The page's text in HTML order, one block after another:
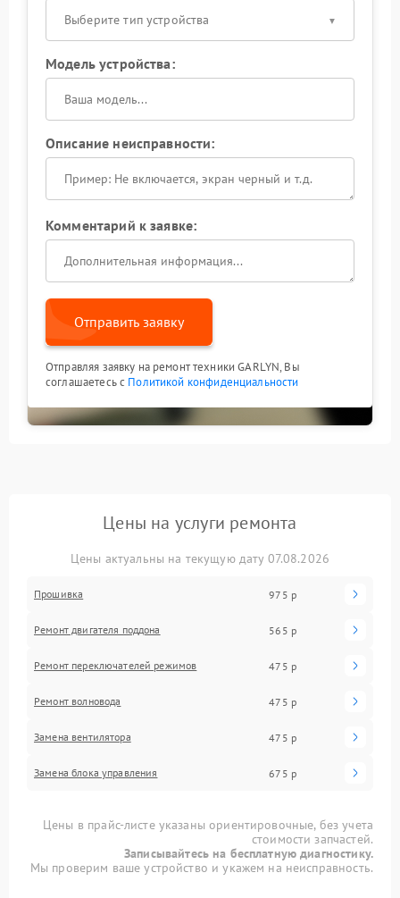
Выберите тип устройства
Модель устройства:
Описание неисправности:
Комментарий к заявке:
Отправить заявку
Отправляя заявку на ремонт техники GARLYN, Вы
соглашаетесь с Политикой конфиденциальности
Цены на услуги ремонта
Цены актуальны на текущую дату 07.08.2026
Прошивка 975 р
Ремонт двигателя поддона 565 р
Ремонт переключателей режимов 475 р
Ремонт волновода 475 р
Замена вентилятора 475 р
Замена блока управления 675 р
Цены в прайс-листе указаны ориентировочные, без учета
стоимости запчастей.
Записывайтесь на бесплатную диагностику.
Мы проверим ваше устройство и укажем на неисправность.